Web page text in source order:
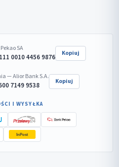
SA
0010 4456 9876 Kopiuj
— Alior Bank S.A.
7149 9538 Kopiuj
I WYSYŁKA
InPost